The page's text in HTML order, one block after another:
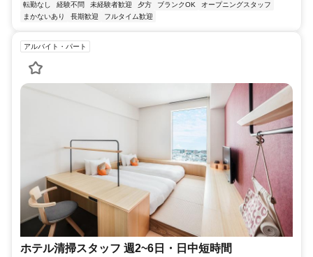
転勤なし
経験不問 未経験者歓迎 夕方 ブランクOK
オープニングスタッフ
まかないあり
長期歓迎 フルタイム歓迎
アルバイト・パート
ホテル清掃スタッフ 週2~6日・日中短時間